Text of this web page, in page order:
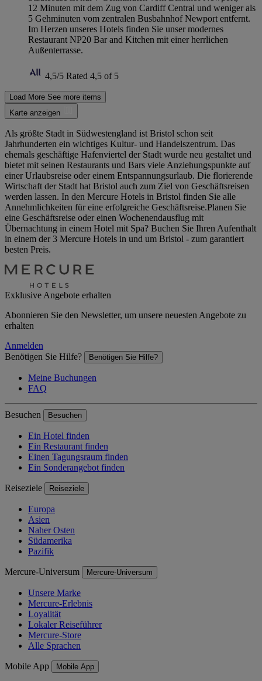
12 Minuten mit dem Zug von Cardiff Central und weniger als
5 Gehminuten vom zentralen Busbahnhof Newport entfernt.
Im Herzen unseres Hotels finden Sie unser modernes
Restaurant NP20 Bar and Kitchen mit einer herrlichen
Außenterrasse.
4,5/5 Rated 4,5 of 5
Load More See more items
Karte anzeigen
Als größte Stadt in Südwestengland ist Bristol schon seit
Jahrhunderten ein wichtiges Kultur- und Handelszentrum. Das
ehemals geschäftige Hafenviertel der Stadt wurde neu gestaltet und
bietet mit seinen Restaurants und Bars viele Anziehungspunkte auf
einer Urlaubsreise oder einem Entspannungsurlaub. Die florierende
Wirtschaft der Stadt hat Bristol auch zum Ziel von Geschäftsreisen
werden lassen. In den Mercure Hotels in Bristol finden Sie alle
Annehmlichkeiten für eine erfolgreiche Geschäftsreise.Planen Sie
eine Geschäftsreise oder einen Wochenendausflug mit
Übernachtung in einem Hotel mit Spa? Buchen Sie Ihren Aufenthalt
in einem der 3 Mercure Hotels in und um Bristol - zum garantiert
besten Preis.
Exklusive Angebote erhalten
Abonnieren Sie den Newsletter, um unsere neuesten Angebote zu
erhalten
Anmelden
Benötigen Sie Hilfe?
Benötigen Sie Hilfe?
Meine Buchungen
FAQ
Besuchen Besuchen
Ein Hotel finden
Ein Restaurant finden
Einen Tagungsraum finden
Ein Sonderangebot finden
Reiseziele Reiseziele
Europa
Asien
Naher Osten
Südamerika
Pazifik
Mercure-Universum Mercure-Universum
Unsere Marke
Mercure-Erlebnis
Loyalität
Lokaler Reiseführer
Mercure-Store
Alle Sprachen
Mobile App Mobile App